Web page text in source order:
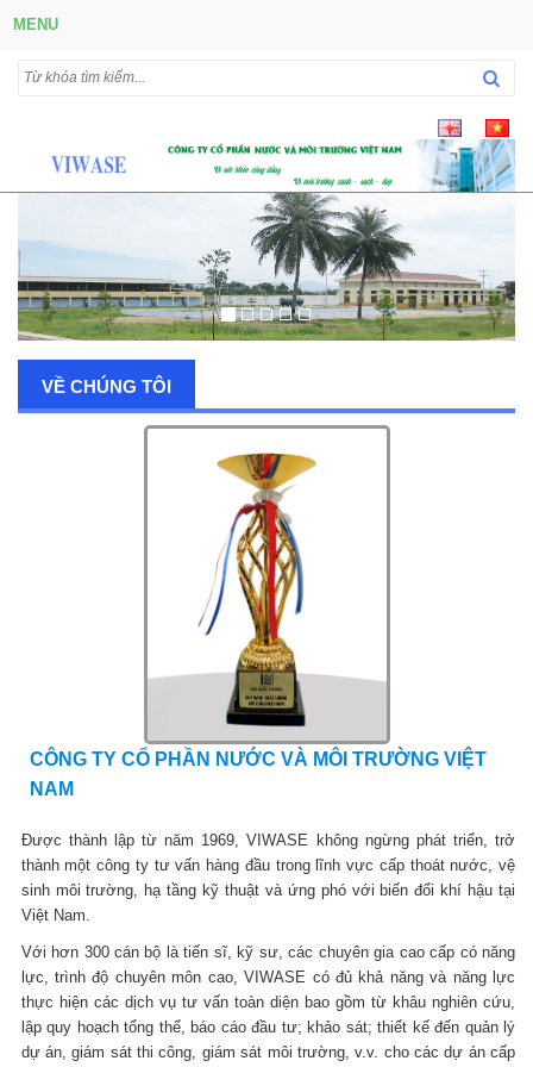
MENU
VỀ CHÚNG TÔI
CÔNG TY CỔ PHẦN NƯỚC VÀ MÔI TRƯỜNG VIỆT
NAM
Được thành lập từ năm 1969, VIWASE không ngừng phát triển, trở
thành một công ty tư vấn hàng đầu trong lĩnh vực cấp thoát nước, vệ
sinh môi trường, hạ tầng kỹ thuật và ứng phó với biến đổi khí hậu tại
Việt Nam.
Với hơn 300 cán bộ là tiến sĩ, kỹ sư, các chuyên gia cao cấp có năng
lực, trình độ chuyên môn cao, VIWASE có đủ khả năng và năng lực
thực hiện các dịch vụ tư vấn toàn diện bao gồm từ khâu nghiên cứu,
lập quy hoạch tổng thể, báo cáo đầu tư; khảo sát; thiết kế đến quản lý
dự án, giám sát thi công, giám sát môi trường, v.v. cho các dự án cấp